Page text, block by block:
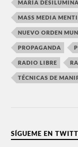
MARÍA
MASS MEDIA
NUEVO ORDEN
PROPAGANDA
RADIO LIBRE
TÉCNICAS DE
SÍGUEME EN